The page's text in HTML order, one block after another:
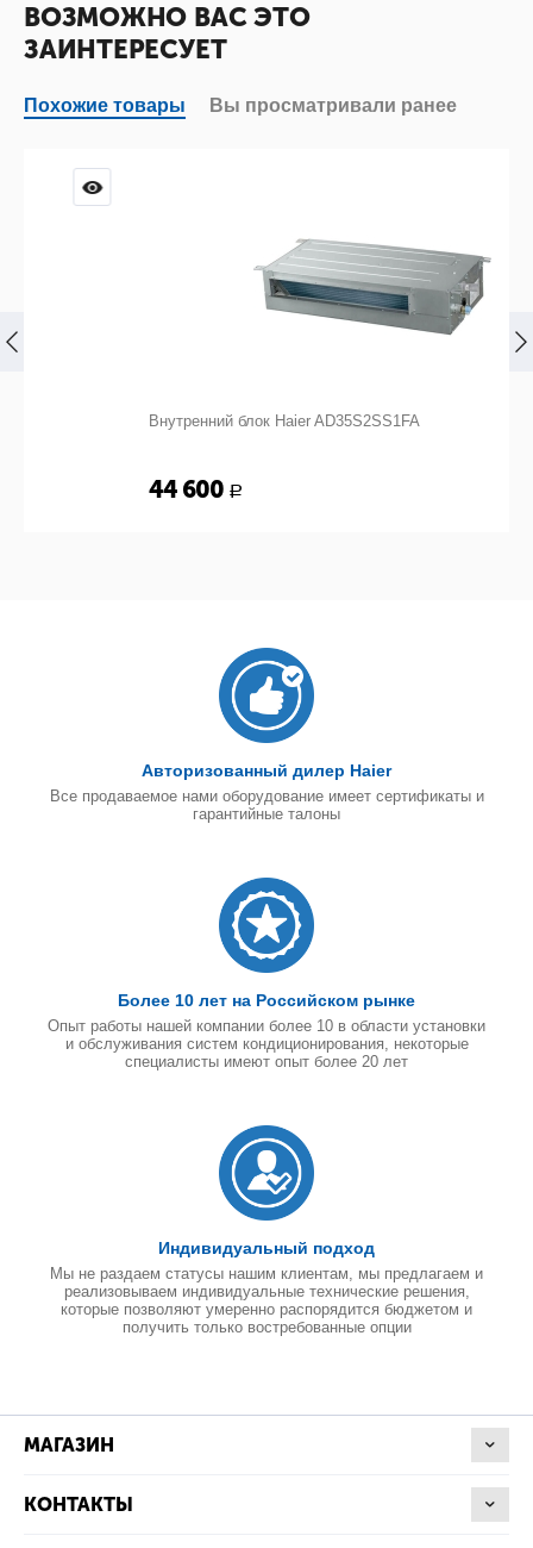
ВОЗМОЖНО ВАС ЭТО
ЗАИНТЕРЕСУЕТ
Похожие товары Вы просматривали ранее
Внутренний блок Haier AD35S2SS1FA
Р
Авторизованный дилер Haier
Все продаваемое нами оборудование имеет сертификаты и
гарантийные талоны
Более 10 лет на Российском рынке
Опыт работы нашей компании более 10 в области установки
и обслуживания систем кондиционирования, некоторые
специалисты имеют опыт более 20 лет
Индивидуальный подход
Мы не раздаем статусы нашим клиентам, мы предлагаем и
реализовываем индивидуальные технические решения,
которые позволяют умеренно распорядится бюджетом и
получить только востребованные опции
МАГАЗИН
КОНТАКТЫ